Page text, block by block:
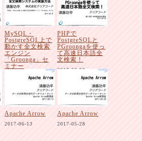
MySQL・
PostgreSQL上で
動かす全文検索
エンジン
「Groonga」セ
ミナー
2017-08-01
PHPで
PostgreSQLと
PGroongaを使っ
て高速日本語全
文検索！
2017-06-28
Apache Arrow
2017-06-13
Apache Arrow
2017-05-28